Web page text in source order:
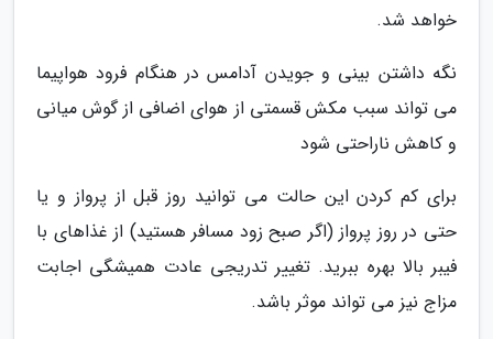
خواهد شد.
نگه داشتن بینی و جویدن آدامس در هنگام فرود هواپیما
می تواند سبب مکش قسمتی از هوای اضافی از گوش میانی
و کاهش ناراحتی شود
برای کم کردن این حالت می توانید روز قبل از پرواز و یا
حتی در روز پرواز (اگر صبح زود مسافر هستید) از غذاهای با
فیبر بالا بهره ببرید. تغییر تدریجی عادت همیشگی اجابت
مزاج نیز می تواند موثر باشد.